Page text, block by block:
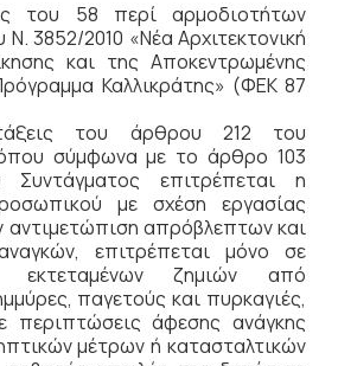
του 58 περί αρμοδιοτήτων
3852/2010 «Νέα Αρχιτεκτονική
και της Αποκεντρωμένης
Καλλικράτης» (ΦΕΚ 87
του άρθρου 212 του
σύμφωνα µε το άρθρο 103
επιτρέπεται η
µε σχέση εργασίας
αντιμετώπιση απρόβλεπτων και
επιτρέπεται µόνο σε
εκτεταμένων ζημιών από
παγετούς και πυρκαγιές,
περιπτώσεις άφεσης ανάγκης
μέτρων ή κατασταλτικών